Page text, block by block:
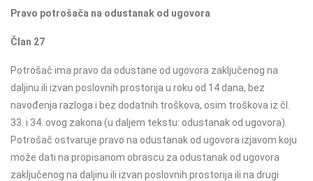
Pravo potrošača na odustanak od ugovora
Član 27
Potrošač ima pravo da odustane od ugovora zaključenog na
daljinu ili izvan poslovnih prostorija u roku od 14 dana, bez
navođenja razloga i bez dodatnih troškova, osim troškova iz čl.
33. i 34. ovog zakona (u daljem tekstu: odustanak od ugovora).
Potrošač ostvaruje pravo na odustanak od ugovora izjavom koju
može dati na propisanom obrascu za odustanak od ugovora
zaključenog na daljinu ili izvan poslovnih prostorija ili na drugi